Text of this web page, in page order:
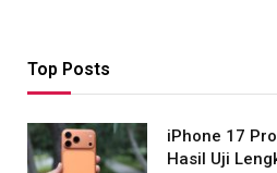
Top Posts
iPhone 17
Hasil Uji